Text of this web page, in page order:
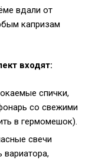
вдали от
капризам
входят:
спички,
со свежими
в гермомешок).
свечи
вариатора,